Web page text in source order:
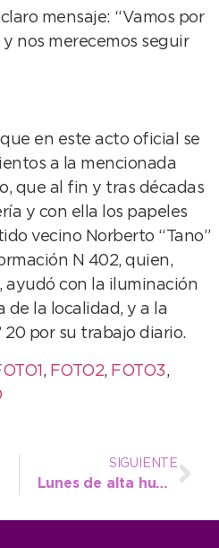
mensaje: “Vamos por
nos merecemos seguir
en este acto oficial se
a la mencionada
que al fin y tras décadas
y con ella los papeles
vecino Norberto “Tano”
N 402, quien,
ayudó con la iluminación
de la localidad, y a la
20 por su trabajo diario.
, FOTO2, FOTO3,
SIGUIENTE
Lunes de alta humedad y probables lloviznas